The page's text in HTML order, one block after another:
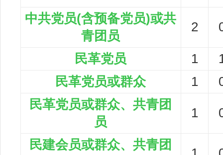
中共党员(含预备党员)或共
青团员
2
民革党员 1
民革党员或群众
1
民革党员或群众、共青团
员
1
民建会员或群众、共青团